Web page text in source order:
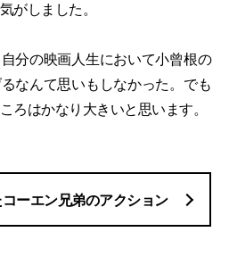
がしました。
分の映画人生において小曾根の
なんて思いもしなかった。でも
ろはかなり大きいと思います。
ーエン兄弟のアクション